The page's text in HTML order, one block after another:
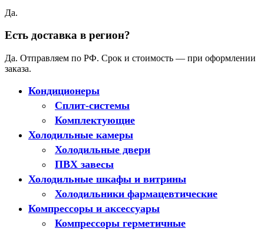
Да.
Есть доставка в регион?
Да. Отправляем по РФ. Срок и стоимость — при оформлении
заказа.
Кондиционеры
Сплит-системы
Комплектующие
Холодильные камеры
Холодильные двери
ПВХ завесы
Холодильные шкафы и витрины
Холодильники фармацевтические
Компрессоры и аксессуары
Компрессоры герметичные